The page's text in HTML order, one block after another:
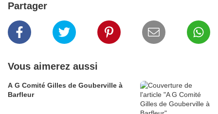
Partager
Vous aimerez aussi
A G Comité Gilles de Gouberville à
Barfleur